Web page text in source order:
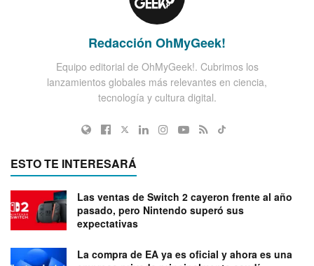
Redacción OhMyGeek!
Equipo editorial de OhMyGeek!. Cubrimos los
lanzamientos globales más relevantes en ciencia,
tecnología y cultura digital.
ESTO TE INTERESARÁ
Las ventas de Switch 2 cayeron frente al año
pasado, pero Nintendo superó sus
expectativas
La compra de EA ya es oficial y ahora es una